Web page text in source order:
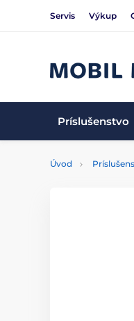
Servis Výkup
Príslušenstvo
Úvod